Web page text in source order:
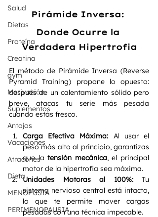
Salud
Dietas
Proteína
Creatina
gym
Motivación
Suplementos
Antojos
Vacaciones
Atracones
Dieta
MENOPUSIA
PERIMENOPAUSIA
Pirámide Inversa:
Donde Ocurre la
Verdadera Hipertrofia
El método de Pirámide Inversa (Reverse
Pyramid Training) propone lo opuesto:
después de un calentamiento sólido pero
breve, atacas tu serie más pesada
cuando estás fresco.
Carga Efectiva Máxima: Al usar el
peso más alto al principio, garantizas
que la tensión mecánica, el principal
motor de la hipertrofia sea máxima.
Unidades Motoras al 100%: Tu
sistema nervioso central está intacto,
lo que te permite mover cargas
pesadas con una técnica impecable.